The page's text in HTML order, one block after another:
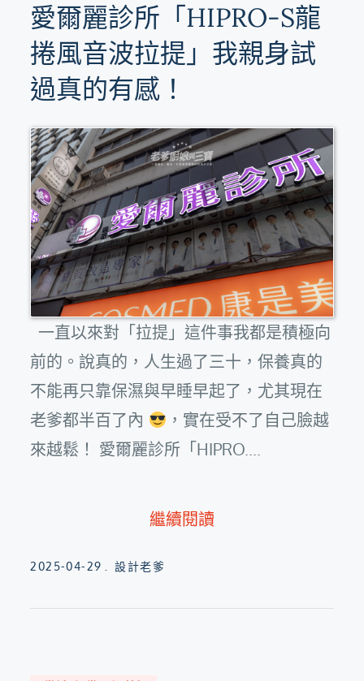
愛爾麗診所「HIPRO-S龍
捲風音波拉提」我親身試
過真的有感！
一直以來對「拉提」這件事我都是積極向
前的。說真的，人生過了三十，保養真的
不能再只靠保濕與早睡早起了，尤其現在
老爹都半百了內
，實在受不了自己臉越
來越鬆！ 愛爾麗診所「HIPRO....
繼續閱讀
Posted
2025-04-29 設計老爹